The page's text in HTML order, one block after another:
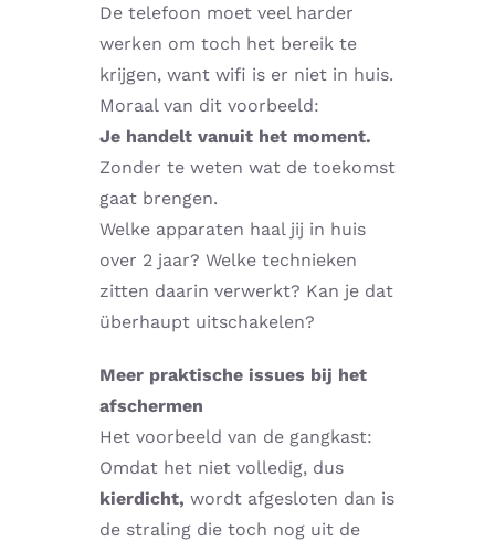
De telefoon moet veel harder
werken om toch het bereik te
krijgen, want wifi is er niet in huis.
Moraal van dit voorbeeld:
Je handelt vanuit het moment.
Zonder te weten wat de toekomst
gaat brengen.
Welke apparaten haal jij in huis
over 2 jaar? Welke technieken
zitten daarin verwerkt? Kan je dat
überhaupt uitschakelen?
Meer praktische issues bij het
afschermen
Het voorbeeld van de gangkast:
Omdat het niet volledig, dus
kierdicht, wordt afgesloten dan is
de straling die toch nog uit de